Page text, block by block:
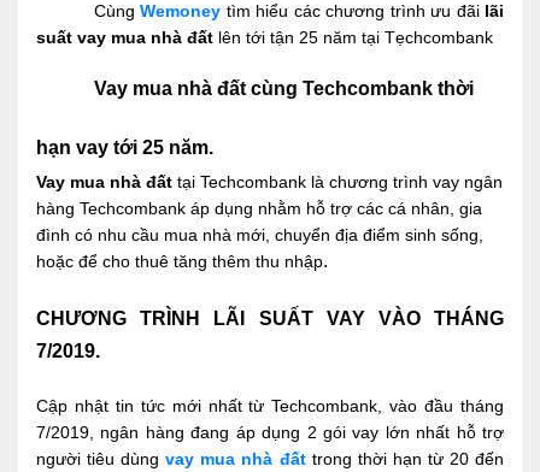
Cùng Wemoney tìm hiểu các chương trình ưu đãi lãi
suất vay mua nhà đất lên tới tận 25 năm tại Tẹchcombank
Vay mua nhà đất cùng Techcombank thời
hạn vay tới 25 năm.
Vay mua nhà đất tại Techcombank là chương trình vay ngân
hàng Techcombank áp dụng nhằm hỗ trợ các cá nhân, gia
đình có nhu cầu mua nhà mới, chuyển địa điểm sinh sống,
hoặc để cho thuê tăng thêm thu nhập.
CHƯƠNG TRÌNH LÃI SUẤT VAY VÀO THÁNG
7/2019.
Cập nhật tin tức mới nhất từ Techcombank, vào đầu tháng
7/2019, ngân hàng đang áp dụng 2 gói vay lớn nhất hỗ trợ
người tiêu dùng vay mua nhà đất trong thời hạn từ 20 đến